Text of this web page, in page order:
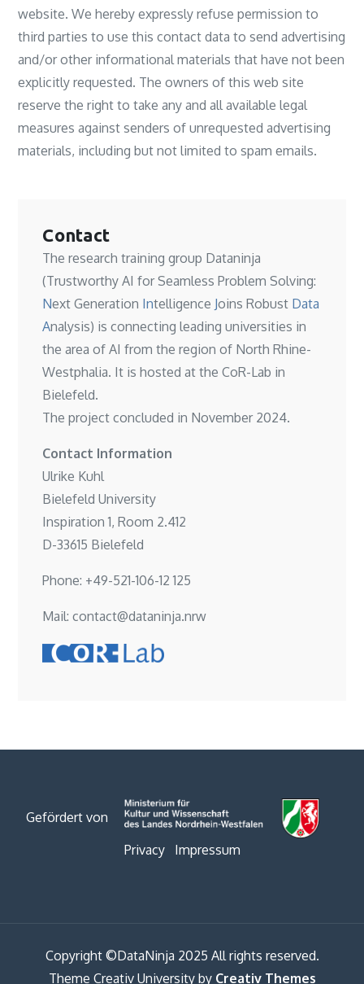
website. We hereby expressly refuse permission to
third parties to use this contact data to send advertising
and/or other informational materials that have not been
explicitly requested. The owners of this web site
reserve the right to take any and all available legal
measures against senders of unrequested advertising
materials, including but not limited to spam emails.
Contact
The research training group Dataninja
(Trustworthy AI for Seamless Problem Solving:
Next Generation Intelligence Joins Robust Data
Analysis) is connecting leading universities in
the area of AI from the region of North Rhine-
Westphalia. It is hosted at theCoR-Lab in
Bielefeld.
The project concluded in November 2024.
Contact Information
Ulrike Kuhl
Bielefeld University
Inspiration 1, Room 2.412
D-33615 Bielefeld
Phone: +49-521-106-12 125
Mail: contact@dataninja.nrw
Gefördert von
Privacy Impressum
Copyright ©DataNinja 2025 All rights reserved.
Theme Creativ University by Creativ Themes